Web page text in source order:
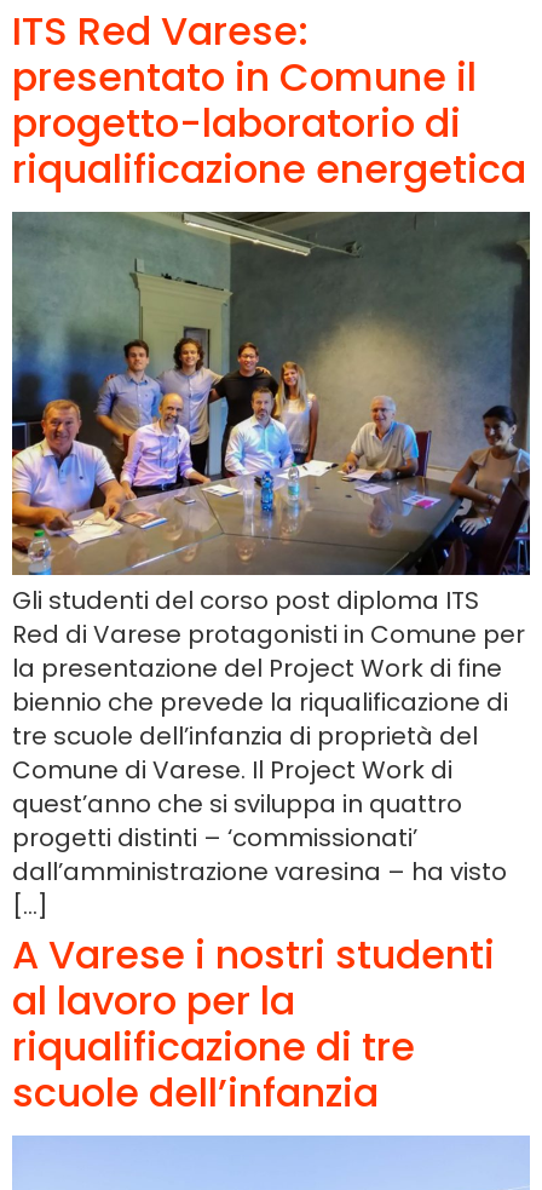
ITS Red Varese:
presentato in Comune il
progetto-laboratorio di
riqualificazione energetica
Gli studenti del corso post diploma ITS
Red di Varese protagonisti in Comune per
la presentazione del Project Work di fine
biennio che prevede la riqualificazione di
tre scuole dell’infanzia di proprietà del
Comune di Varese. Il Project Work di
quest’anno che si sviluppa in quattro
progetti distinti – ‘commissionati’
dall’amministrazione varesina – ha visto
[…]
A Varese i nostri studenti
al lavoro per la
riqualificazione di tre
scuole dell’infanzia